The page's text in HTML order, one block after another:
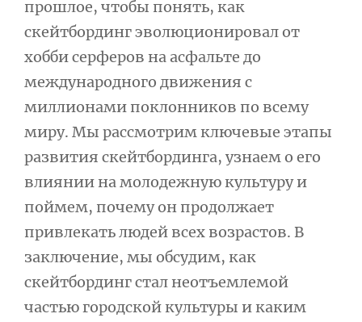
прошлое, чтобы понять, как
скейтбординг эволюционировал от
хобби серферов на асфальте до
международного движения с
миллионами поклонников по всему
миру. Мы рассмотрим ключевые этапы
развития скейтбординга, узнаем о его
влиянии на молодежную культуру и
поймем, почему он продолжает
привлекать людей всех возрастов. В
заключение, мы обсудим, как
скейтбординг стал неотъемлемой
частью городской культуры и каким